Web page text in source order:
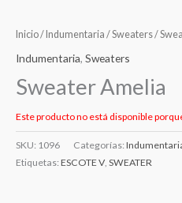
Inicio/ Indumentaria /Sweaters/
Indumentaria, Sweaters
Sweater Amelia
Este producto no está disponible
SKU: 1096 Categorías:
Etiquetas: ESCOTE V SWEATER